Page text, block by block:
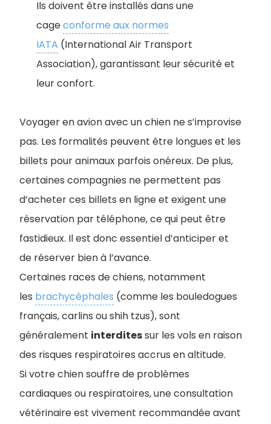
Ils doivent être installés dans une
cageconforme aux normes
IATA (International Air Transport
Association), garantissant leur sécurité et
leur confort.
Voyager en avion avec un chien ne s’improvise
pas. Les formalités peuvent être longues et les
billets pour animaux parfois onéreux. De plus,
certaines compagnies ne permettent pas
d’acheter ces billets en ligne et exigent une
réservation par téléphone, ce qui peut être
fastidieux. Il est donc essentiel d’anticiper et
de réserver bien à l’avance.
Certaines races de chiens, notamment
les brachycéphales (comme les bouledogues
français, carlins ou shih tzus), sont
généralement interditessur les vols en raison
des risques respiratoires accrus en altitude.
Si votre chien souffre de problèmes
cardiaques ou respiratoires, une consultation
vétérinaire est vivement recommandée avant